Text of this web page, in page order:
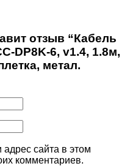
отзыв “Кабель
DP8K-6, v1.4, 1.8м,
метал.
сайта в этом
комментариев.